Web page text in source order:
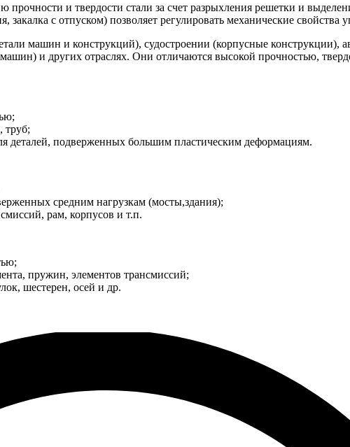
и твердости стали за счет разрыхления решетки и
с отпуском) позволяет регулировать механические свойства
машин и конструкций), судостроении (корпусные конструкции),
и других отраслях. Они отличаются высокой прочностью,
труб;
деталей, подверженных большим пластическим деформациям.
средним нагрузкам (мосты,здания);
рам, корпусов и т.п.
пружин, элементов трансмиссий;
шестерен, осей и др.